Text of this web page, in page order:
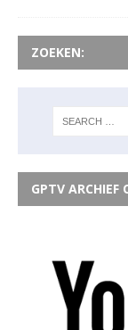
ZOEKEN:
GPTV ARCHIEF